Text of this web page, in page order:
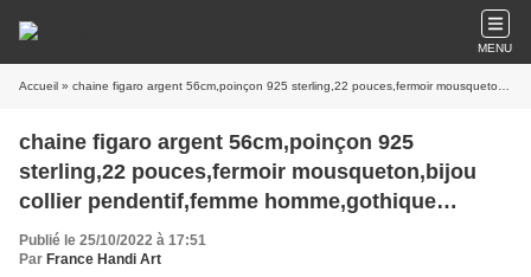
MENU
Accueil » chaine figaro argent 56cm,poinçon 925 sterling,22 pouces,fermoir mousqueton,bijou collier pendentif,femme homme,gothique boheme hippie,punk edouardien victorien,kawaii,cadeau fete ceremonie,anniversaire retraite noel,st valentin mariage,amour amitié
chaine figaro argent 56cm,poinçon 925
sterling,22 pouces,fermoir mousqueton,bijou
collier pendentif,femme homme,gothique
boheme hippie,punk edouardien
victorien,kawaii,cadeau fete
Publié le 25/10/2022 à 17:51
Par France Handi Art